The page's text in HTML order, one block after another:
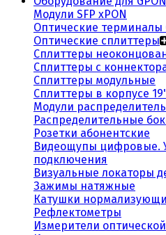
Модули SFP xPON
Оптические терминалы
Оптические сплиттеры
Сплиттеры
Сплиттеры с
Сплиттеры модульные
Сплиттеры в корпусе
Модули
Распределительные
Розетки абонентские
Видеощупы цифровые.
подключения
Визуальные локаторы
Зажимы натяжные
Катушки
Рефлектометры
Измерители